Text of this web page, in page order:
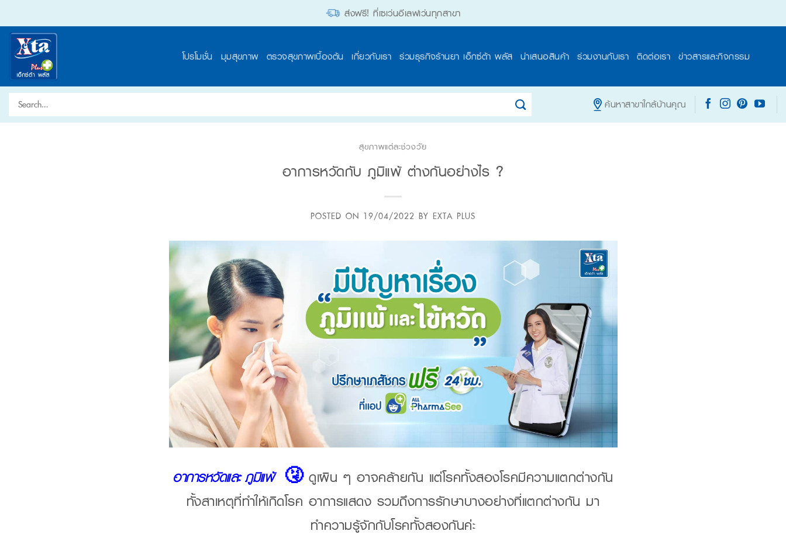
content
ส่งฟรี! ที่เซเว่นอีเลฟเว่นทุกสาขา
โปรโมชั่น มุมสุขภาพ ตรวจสุขภาพเบื้องต้น เกี่ยวกับเรา ร่วมธุรกิจร้านยา เอ็กซ์ต้า พลัส นำเสนอสินค้า ร่วมงานกับเรา ติดต่อเรา ข่าวสารและกิจกรรม
Search
for:
ค้นหาสาขาใกล้บ้านคุณ
สุขภาพแต่ละช่วงวัย
อาการหวัดกับ ภูมิแพ้ ต่างกันอย่างไร ?
POSTED ON 19/04/2022 BY EXTA PLUS
อาการหวัดและ ภูมิแพ้🤧ดูเผิน ๆ อาจคล้ายกัน แต่โรคทั้งสองโรคมีความแตกต่างกัน
ทั้งสาเหตุที่ทำให้เกิดโรค อาการแสดง รวมถึงการรักษาบางอย่างที่แตกต่างกัน มา
ทำความรู้จักกับโรคทั้งสองกันค่ะ